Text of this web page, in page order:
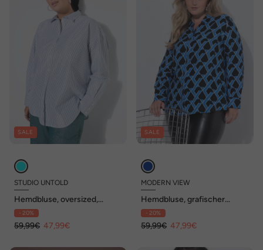
SALE
STUDIO UNTOLD
Hemdbluse, oversized,
Glitzerstreifen
- 20%
59,99€ 47,99€
SALE
MODERN VIEW
Hemdbluse, grafischer
Druck, Hemdkragen,
Langarm
- 20%
59,99€ 47,99€